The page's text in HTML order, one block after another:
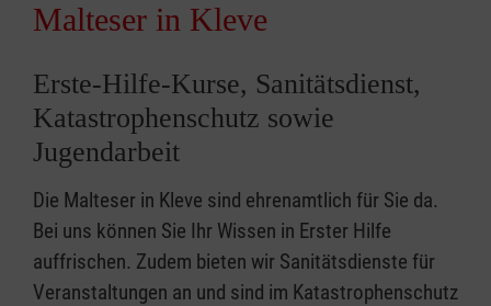
Malteser in Kleve
Erste-Hilfe-Kurse, Sanitätsdienst,
Katastrophenschutz sowie
Jugendarbeit
Die Malteser in Kleve sind ehrenamtlich für Sie da.
Bei uns können Sie Ihr Wissen in Erster Hilfe
auffrischen. Zudem bieten wir Sanitätsdienste für
Veranstaltungen an und sind im Katastrophenschutz